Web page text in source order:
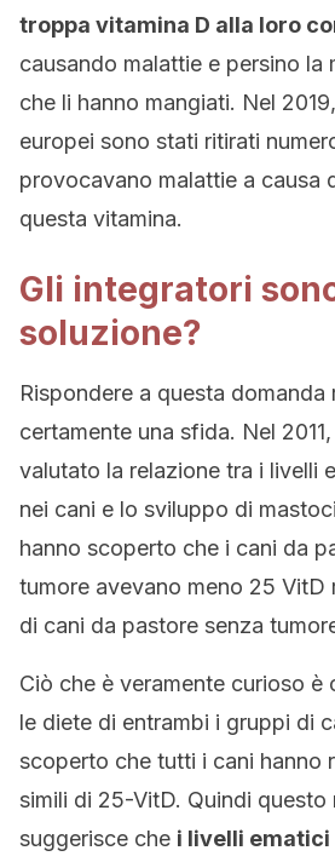
troppa vitamina D alla loro
causando malattie e persino la
che li hanno mangiati. Nel
europei sono stati ritirati
provocavano malattie a causa
questa vitamina.
Gli integratori
soluzione?
Rispondere a questa domanda
certamente una sfida. Nel
valutato la relazione tra i livelli
nei cani e lo sviluppo di
hanno scoperto che i cani da
tumore avevano meno 25 VitD
di cani da pastore senza
Ciò che è veramente curioso è
le diete di entrambi i gruppi di
scoperto che tutti i cani hanno
simili di 25-VitD. Quindi questo
suggerisce che i livelli ematici